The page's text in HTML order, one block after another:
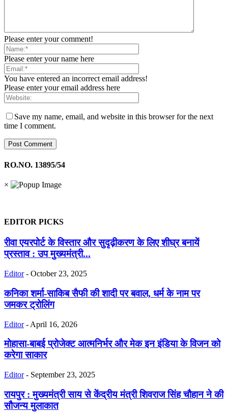
Please enter your comment!
Please enter your name here
You have entered an incorrect email address!
Please enter your email address here
Save my name, email, and website in this browser for the next
time I comment.
RO.NO. 13895/54
×
EDITOR PICKS
रीवा एयरपोर्ट के विस्तार और सुदृढ़ीकरण के लिए शीघ्र बनायें
प्रस्ताव : उप मुख्यमंत्री...
Editor - October 23, 2025
कनिका शर्मा-साकिब सैफी की शादी पर बवाल, धर्म के नाम पर
जमकर ट्रोलिंग
Editor - April 16, 2026
मोहासा-बाबई प्रोजेक्ट आत्मनिर्भर और मेक इन इंडिया के विजन को
करेगा साकार
Editor - September 23, 2025
रायपुर : मुख्यमंत्री साय से केंद्रीय मंत्री शिवराज सिंह चौहान ने की
सौजन्य मुलाकात